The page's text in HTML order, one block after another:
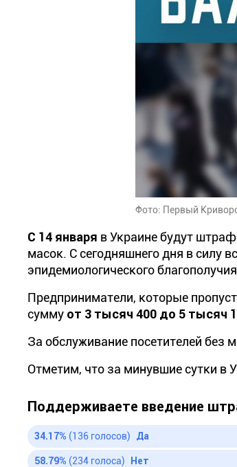
Фото: Первый
С 14 января в Украине будут
масок. С сегодняшнего дня в силу
эпидемиологического
Предприниматели, которые
сумму от 3 тысяч 400 до 5 тысяч
За обслуживание посетителей
Отметим, что за минувшие сутки в
Поддерживаете введение
34.17% (136 голосов) Да
58.79% (234 голоса) Нет